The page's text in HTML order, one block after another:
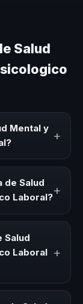
Salud
Mental y
+
este tema
Su
herramientas
de Salud
Laboral?+
offs,
eventos
esta
Salud
Laboral +
del evento.